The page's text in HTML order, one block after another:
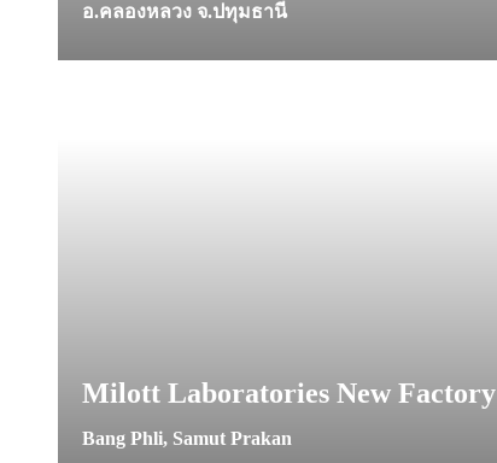
อ.คลองหลวง จ.ปทุมธานี
Milott Laboratories New Factory
Bang Phli, Samut Prakan